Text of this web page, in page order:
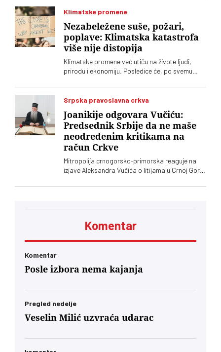
Klimatske promene
Nezabeležene suše, požari,
poplave: Klimatska katastrofa
više nije distopija
Klimatske promene već utiču na živote ljudi,
prirodu i ekonomiju. Posledice će, po svemu
nespremnom za distopiju koja se pretvara u
stvarnost
Srpska pravoslavna crkva
Joanikije odgovara Vučiću:
Predsednik Srbije da ne maše
neodređenim kritikama na
račun Crkve
Mitropolija crnogorsko-primorska reaguje na
izjave Aleksandra Vučića o litijama u Crnoj Gori
Komentar
Komentar
Posle izbora nema kajanja
Pregled nedelje
Veselin Milić uzvraća udarac